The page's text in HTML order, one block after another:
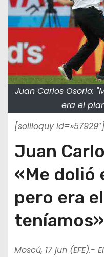
Juan Carlos Osorio:
era el
[soliloquy
Juan
«Me dolió
pero era
teníamos»
Moscú, 17 jun (EFE).- El